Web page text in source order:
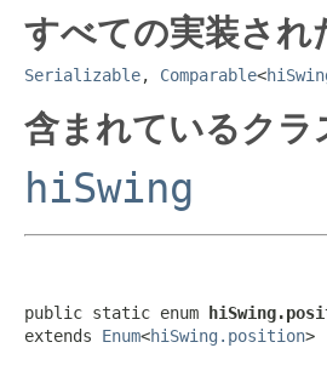
すべての実装さ
Serializable, Comparable<
含まれているクラ
hiSwing
public static enum
extends Enum<hiSwing.position>